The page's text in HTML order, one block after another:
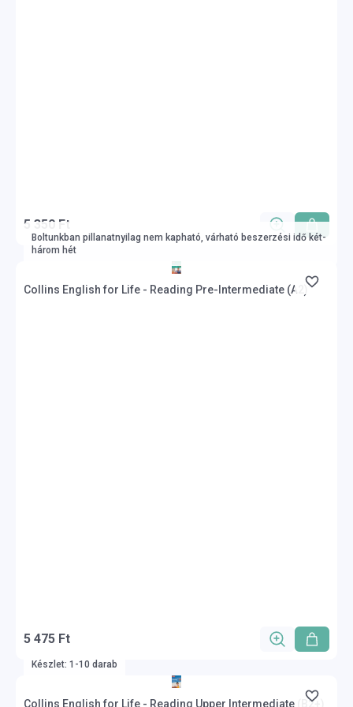
5 350 Ft
Boltunkban pillanatnyilag nem kapható, várható beszerzési idő két-
három hét
Collins English for Life - Reading Pre-Intermediate (A2)
5 475 Ft
Készlet: 1-10 darab
Collins English for Life - Reading Upper Intermediate (B2+)